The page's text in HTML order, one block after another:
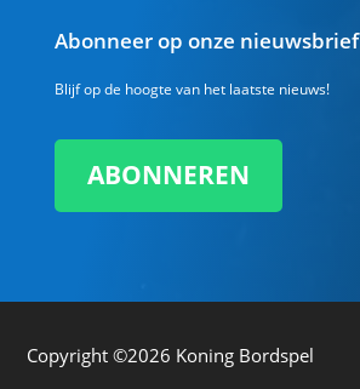
Abonneer op onze nieuwsbrief
Blijf op de hoogte van het laatste nieuws!
ABONNEREN
Copyright ©2026 Koning Bordspel